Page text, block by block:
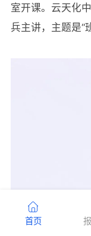
室开课。云天化
兵主讲，主题是“
首页